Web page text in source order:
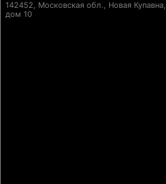
142452, Московская обл., Новая Купавна,
дом 10